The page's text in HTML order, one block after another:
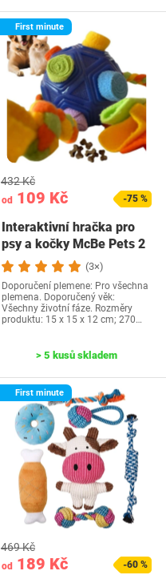
First minute
od 109 Kč
432 Kč
-75 %
Interaktivní hračka pro
psy a kočky McBe Pets 2
v 1 –…
(3×)
Doporučení plemene: Pro všechna
plemena. Doporučený věk:
Všechny životní fáze. Rozměry
produktu: 15 x 15 x 12 cm; 270…
> 5 kusů skladem
First minute
od 189 Kč
469 Kč
-60 %